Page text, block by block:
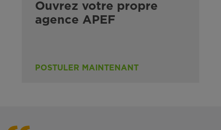
Ouvrez votre propre
agence APEF
POSTULER MAINTENANT